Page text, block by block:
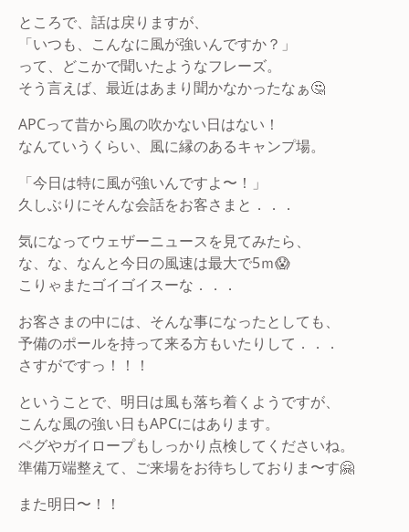
ところで、話は戻りますが、
「いつも、こんなに風が強いんですか？」
って、どこかで聞いたようなフレーズ。
そう言えば、最近はあまり聞かなかったなぁ🤔
APCって昔から風の吹かない日はない！
なんていうくらい、風に縁のあるキャンプ場。
「今日は特に風が強いんですよ〜！」
久しぶりにそんな会話をお客さまと．．．
気になってウェザーニュースを見てみたら、
な、な、なんと今日の風速は最大で5ｍ😱
こりゃまたゴイゴイスーな．．．
お客さまの中には、そんな事になったとしても、
予備のポールを持って来る方もいたりして．．．
さすがですっ！！！
ということで、明日は風も落ち着くようですが、
こんな風の強い日もAPCにはあります。
ペグやガイロープもしっかり点検してくださいね。
準備万端整えて、ご来場をお待ちしておりま〜す🤗
また明日〜！！